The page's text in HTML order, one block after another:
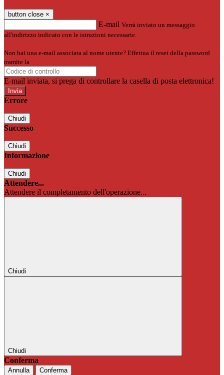
button close ×
E-mail Verrà inviato un messaggio
all'indirizzo indicato con le istruzioni necessarie.
Non hai una e-mail associata al nome utente? Effettua il reset della password
tramite la
E-mail inviata, si prega di controllare la casella di posta elettronica!
Errore
Chiudi
Successo
Chiudi
Informazione
Chiudi
Attendere...
Attendere il completamento dell'operazione...
Chiudi
Chiudi
Conferma
Annulla Conferma